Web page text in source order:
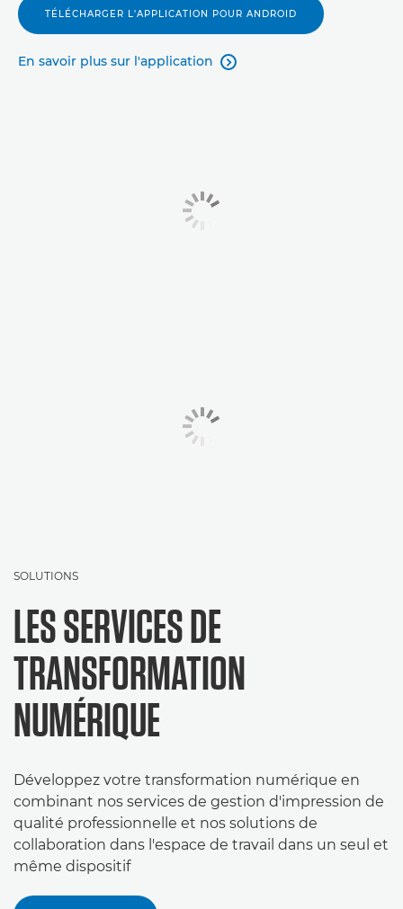
TÉLÉCHARGER L'APPLICATION POUR ANDROID
En savoir plus sur l'application 
SOLUTIONS
LES SERVICES DE
TRANSFORMATION
NUMÉRIQUE
Développez votre transformation numérique en
combinant nos services de gestion d'impression de
qualité professionnelle et nos solutions de
collaboration dans l'espace de travail dans un seul et
même dispositif